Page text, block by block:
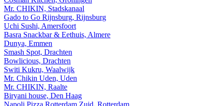
Mr. CHIKIN, Stadskanaal
Gado to Go Rijnsburg, Rijnsburg
Uchi Sushi, Amersfoort
Basra Snackbar & Eethuis, Almere
Dunya, Emmen
Smash Spot, Drachten
Bowlicious, Drachten
Switi Kukru, Waalwijk
Mr. Chikin Uden, Uden
Mr. CHIKIN, Raalte
Biryani house, Den Haag